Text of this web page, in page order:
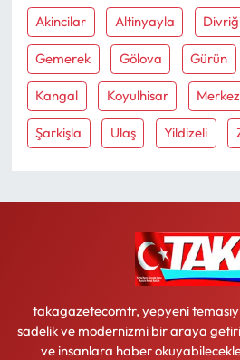
Akincilar Altinyayla
Gemerek Gölova Gürün
Kangal Koyulhisar Merkez
Şarkişla Ulaş Yildizeli
takagazetecomtr, yepyeni
sadelik ve modernizmi bir araya
ve insanlara haber